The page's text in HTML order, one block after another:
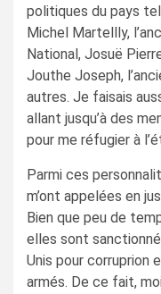
politiques du pays
Michel Martellly,
National, Josuë
Jouthe Joseph,
autres. Je faisais
allant jusqu’à des
pour me réfugier à
Parmi ces
m’ont appelées en
Bien que peu de
elles sont
Unis pour corruprion
armés. De ce fait,